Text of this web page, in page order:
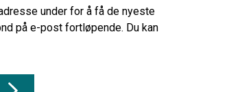
under for å få de nyeste
på e-post fortløpende. Du kan